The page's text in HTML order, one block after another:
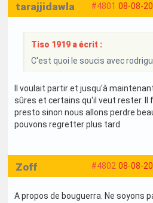
#4801 08-08-
tarajjidawla
Tiso 1919 a écrit :
C'est quoi le soucis avec
Il voulait partir et jusqu'à
sûres et certains qu'il veut rester. Il
presto sinon nous allons perdre
pouvons regretter plus tard
#4802 08-08-
Zoff
A propos de bouguerra. Ne soyons